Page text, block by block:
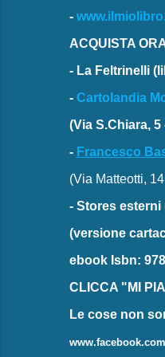
-
ACQUISTA
- La Feltrinelli
- Cartolandia
(Via S.Chiara,
- Francesco
(Via Matteotti,
- Stores esterni
(versione
ebook Isbn:
CLICCA "MI
Le cose non